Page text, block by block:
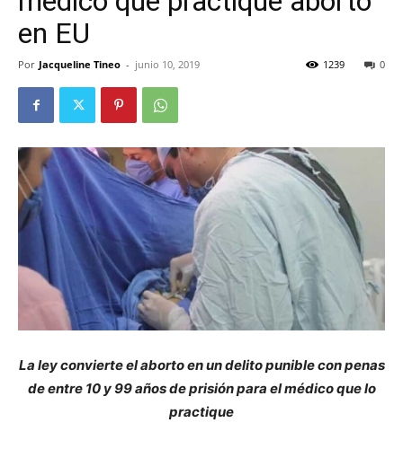
en EU
Por Jacqueline Tineo - junio 10, 2019 0
1239
La ley convierte el aborto en un delito punible con penas
de entre 10 y 99 años de prisión para el médico que lo
practique